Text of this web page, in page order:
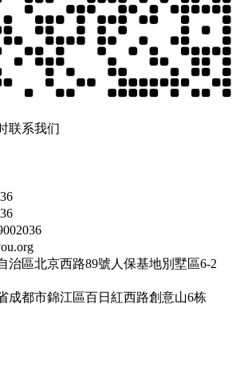
联系我们
治區北京西路89號人保基地別墅區6-2
成都市錦江區百日紅西路創意山6栋